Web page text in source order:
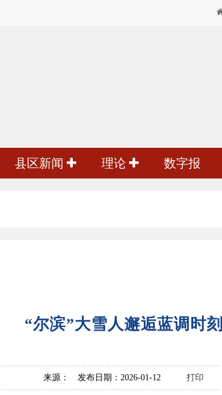
县区新闻 理论 数字报
“尔滨”大雪人邂逅蓝调时刻
来源： 发布日期：2026-01-12 打印